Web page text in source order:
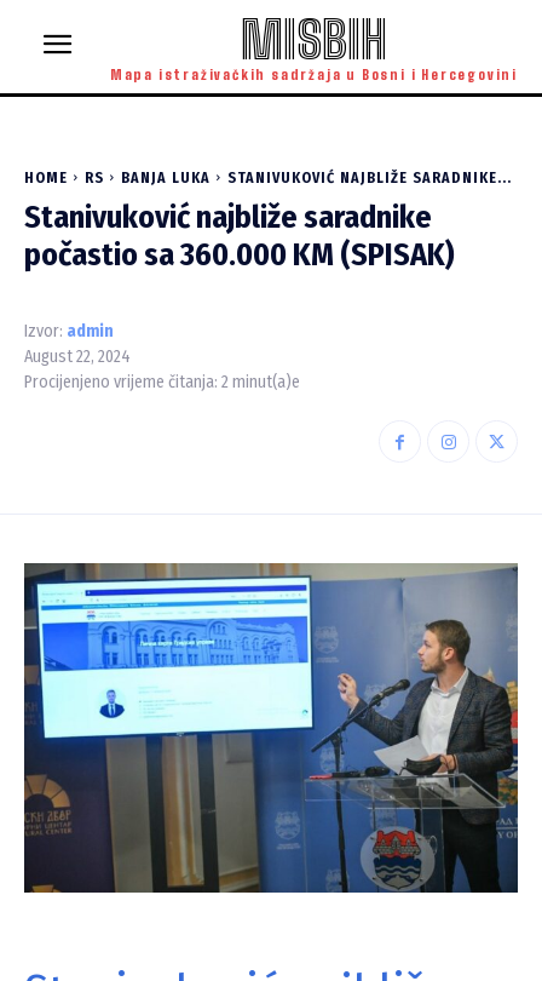
MISBIH
Mapa istraživačkih sadržaja u Bosni i Hercegovini
HOME RS BANJA LUKA STANIVUKOVIĆ NAJBLIŽE SARADNIKE...
Stanivuković najbliže saradnike
počastio sa 360.000 KM (SPISAK)
Izvor: admin
August 22, 2024
Procijenjeno vrijeme čitanja: 2 minut(a)e